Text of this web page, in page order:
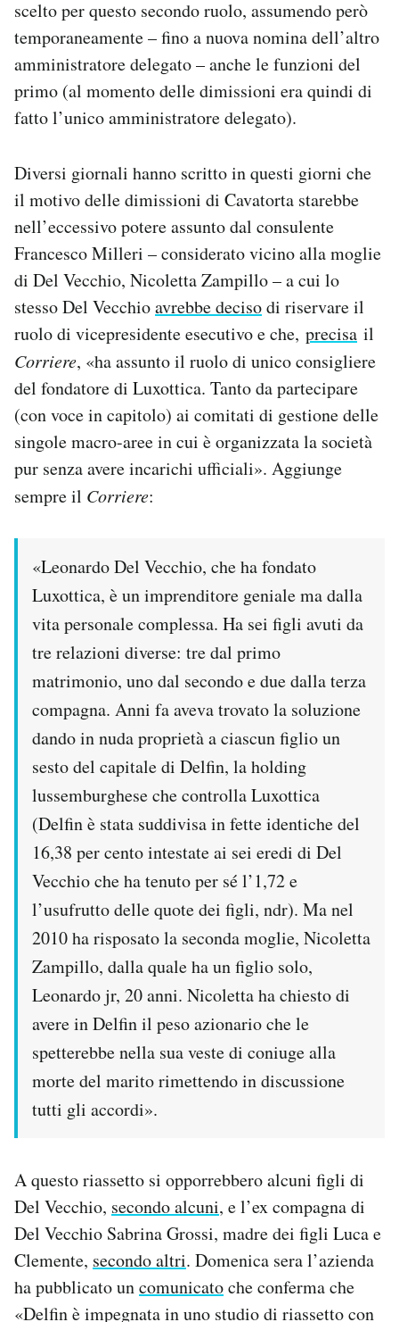
scelto per questo secondo ruolo, assumendo però
temporaneamente – fino a nuova nomina dell’altro
amministratore delegato – anche le funzioni del
primo (al momento delle dimissioni era quindi di
fatto l’unico amministratore delegato).
Diversi giornali hanno scritto in questi giorni che
il motivo delle dimissioni di Cavatorta starebbe
nell’eccessivo potere assunto dal consulente
Francesco Milleri – considerato vicino alla moglie
di Del Vecchio, Nicoletta Zampillo – a cui lo
stesso Del Vecchioavrebbe decisodi riservare il
ruolo di vicepresidente esecutivo e che, precisa il
Corriere, «ha assunto il ruolo di unico consigliere
del fondatore di Luxottica. Tanto da partecipare
(con voce in capitolo) ai comitati di gestione delle
singole macro-aree in cui è organizzata la società
pur senza avere incarichi ufficiali». Aggiunge
sempre il Corriere:
«Leonardo Del Vecchio, che ha fondato
Luxottica, è un imprenditore geniale ma dalla
vita personale complessa. Ha sei figli avuti da
tre relazioni diverse: tre dal primo
matrimonio, uno dal secondo e due dalla terza
compagna. Anni fa aveva trovato la soluzione
dando in nuda proprietà a ciascun figlio un
sesto del capitale di Delfin, la holding
lussemburghese che controlla Luxottica
(Delfin è stata suddivisa in fette identiche del
16,38 per cento intestate ai sei eredi di Del
Vecchio che ha tenuto per sé l’1,72 e
l’usufrutto delle quote dei figli, ndr). Ma nel
2010 ha risposato la seconda moglie, Nicoletta
Zampillo, dalla quale ha un figlio solo,
Leonardo jr, 20 anni. Nicoletta ha chiesto di
avere in Delfin il peso azionario che le
spetterebbe nella sua veste di coniuge alla
morte del marito rimettendo in discussione
tutti gli accordi».
A questo riassetto si opporrebbero alcuni figli di
Del Vecchio, secondo alcuni, e l’ex compagna di
Del Vecchio Sabrina Grossi, madre dei figli Luca e
Clemente, secondo altri. Domenica sera l’azienda
ha pubblicato uncomunicatoche conferma che
«Delfin è impegnata in uno studio di riassetto con